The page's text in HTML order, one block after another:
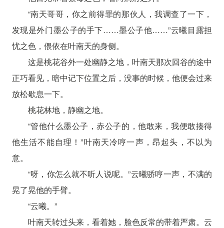
“南天哥哥，你之前得罪的那伙人，我调查了一下，
发现是外门墨公子的手下……墨公子他……”云曦目露担
忧之色，偎依在叶南天的身侧。
这是桃花谷外一处幽静之地，叶南天那次回谷的途中
正巧看见，暗中记下位置之后，没事的时候，他便会过来
放松歇息一下。
桃花林地，静幽之地。
“管他什么墨公子，赤公子的，他敢来，我便敢揍得
他生活不能自理！”叶南天冷哼一声，昂起头，不以为
意。
“呀，你怎么就不听人说呢。”云曦骄哼一声，不满的
晃了晃他的手臂。
“云曦。”
叶南天转过头来，看着她，脸色反常的带着严肃。云